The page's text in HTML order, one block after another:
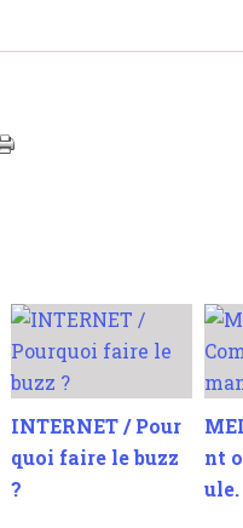
INTERNET / Pour
quoi faire le buzz
?
nt
ule.